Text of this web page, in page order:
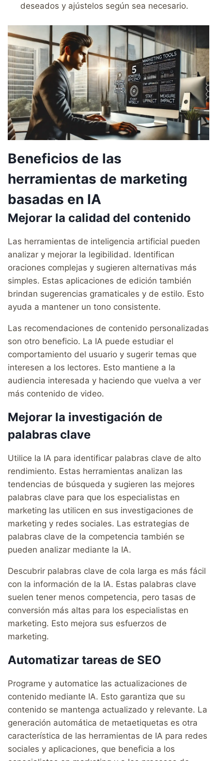
deseados y ajústelos según sea necesario.
Beneficios de las
herramientas de marketing
basadas en IA
Mejorar la calidad del contenido
Las herramientas de inteligencia artificial pueden
analizar y mejorar la legibilidad. Identifican
oraciones complejas y sugieren alternativas más
simples. Estas aplicaciones de edición también
brindan sugerencias gramaticales y de estilo. Esto
ayuda a mantener un tono consistente.
Las recomendaciones de contenido personalizadas
son otro beneficio. La IA puede estudiar el
comportamiento del usuario y sugerir temas que
interesen a los lectores. Esto mantiene a la
audiencia interesada y haciendo que vuelva a ver
más contenido de video.
Mejorar la investigación de
palabras clave
Utilice la IA para identificar palabras clave de alto
rendimiento. Estas herramientas analizan las
tendencias de búsqueda y sugieren las mejores
palabras clave para que los especialistas en
marketing las utilicen en sus investigaciones de
marketing y redes sociales. Las estrategias de
palabras clave de la competencia también se
pueden analizar mediante la IA.
Descubrir palabras clave de cola larga es más fácil
con la información de la IA. Estas palabras clave
suelen tener menos competencia, pero tasas de
conversión más altas para los especialistas en
marketing. Esto mejora sus esfuerzos de
marketing.
Automatizar tareas de SEO
Programe y automatice las actualizaciones de
contenido mediante IA. Esto garantiza que su
contenido se mantenga actualizado y relevante. La
generación automática de metaetiquetas es otra
característica de las herramientas de IA para redes
sociales y aplicaciones, que beneficia a los